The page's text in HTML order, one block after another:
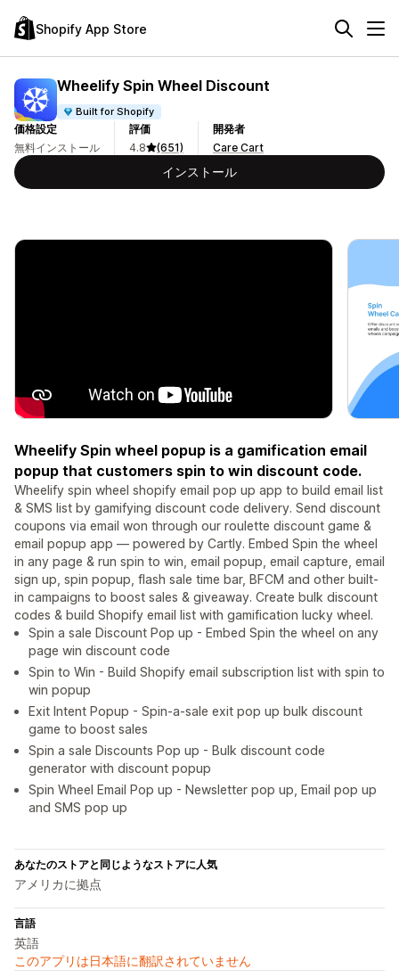
Shopify App Store
Wheelify Spin Wheel Discount
Built for Shopify
価格設定
無料インストール
評価
4.8
(651)
開発者
Care Cart
インストール
Wheelify Spin wheel popup is a gamification email
popup that customers spin to win discount code.
Wheelify spin wheel shopify email pop up app to build email list
& SMS list by gamifying discount code delivery. Send discount
coupons via email won through our roulette discount game &
email popup app — powered by Cartly. Embed Spin the wheel
in any page & run spin to win, email popup, email capture, email
sign up, spin popup, flash sale time bar, BFCM and other built-
in campaigns to boost sales & giveaway. Create bulk discount
codes & build Shopify email list with gamification lucky wheel.
Spin a sale Discount Pop up - Embed Spin the wheel on any
page win discount code
Spin to Win - Build Shopify email subscription list with spin to
win popup
Exit Intent Popup - Spin-a-sale exit pop up bulk discount
game to boost sales
Spin a sale Discounts Pop up - Bulk discount code
generator with discount popup
Spin Wheel Email Pop up - Newsletter pop up, Email pop up
and SMS pop up
あなたのストアと同じようなストアに人気
アメリカに拠点
言語
英語
このアプリは日本語に翻訳されていません